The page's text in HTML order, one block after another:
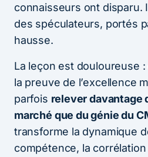
connaisseurs ont disparu.
des spéculateurs, portés
hausse.
La leçon est douloureuse
la preuve de l’excellence
parfois relever davantage
marché que du génie du
transforme la dynamique
compétence, la